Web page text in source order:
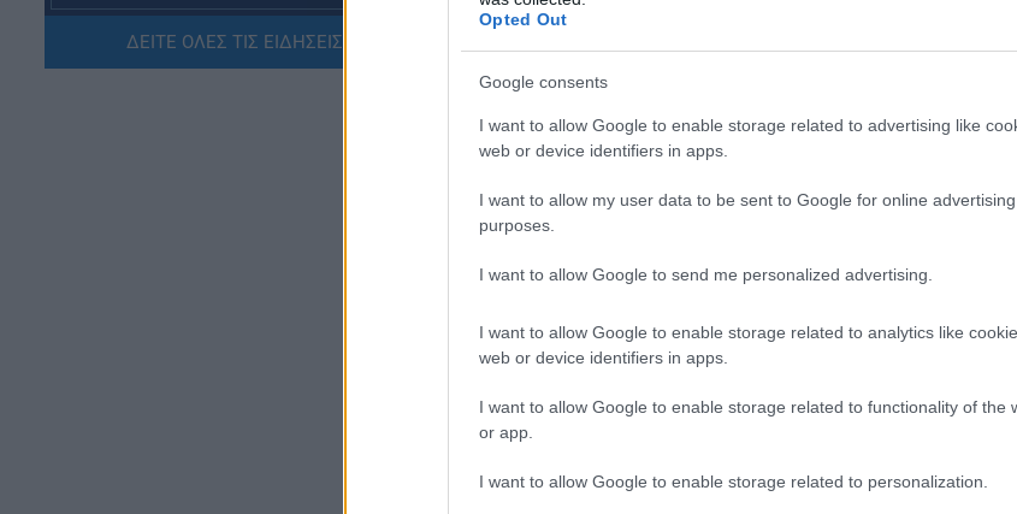
Opted Out
Google consents
I want to allow Google to enable storage related to advertising like
web or device identifiers in apps.
I want to allow my user data to be sent to Google for online advertising
purposes.
I want to allow Google to send me personalized advertising.
I want to allow Google to enable storage related to analytics like
web or device identifiers in apps.
I want to allow Google to enable storage related to functionality of the
or app.
I want to allow Google to enable storage related to personalization.
Υπουργείο Εσωτερικών
07.08.2026 - 11:25
ΔΕΙΤΕ ΟΛΕΣ ΤΙΣ ΕΙΔΗΣΕΙΣ ΕΔΩ »
γνωρίζουν τους λόγους της καθυστέρησης, καθώς
· να αντιμετωπίζει με σεβασμό τα αιτήματά μας,
προσωπικότητά μας, καθώς είναι πολλά τα
συναδέλφους που ζητούν απαντήσεις σε θέματα που